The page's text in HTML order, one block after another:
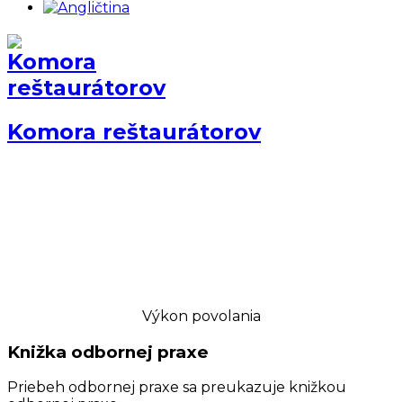
Komora reštaurátorov
Výkon povolania
Knižka odbornej praxe
Priebeh odbornej praxe sa preukazuje knižkou